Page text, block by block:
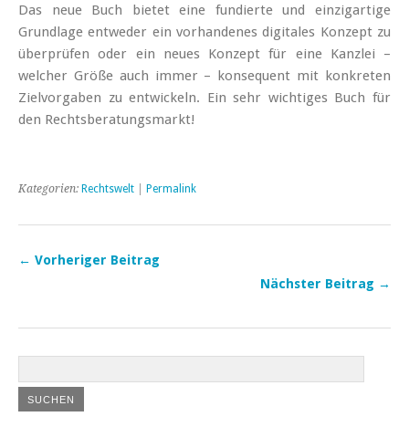
Das neue Buch bietet eine fundierte und einzigartige
Grundlage entweder ein vorhandenes digitales Konzept zu
überprüfen oder ein neues Konzept für eine Kanzlei –
welcher Größe auch immer – konsequent mit konkreten
Zielvorgaben zu entwickeln. Ein sehr wichtiges Buch für
den Rechtsberatungsmarkt!
Kategorien: Rechtswelt Permalink
← Vorheriger Beitrag
Nächster Beitrag →